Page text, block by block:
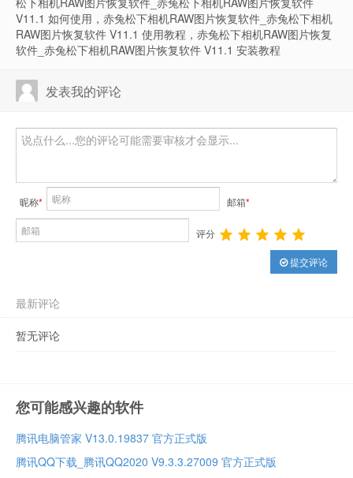
V11.1 如何使用，赤兔松下相机RAW图片恢复软件_赤兔松下相机
RAW图片恢复软件 V11.1 使用教程，赤兔松下相机RAW图片恢复
软件_赤兔松下相机RAW图片恢复软件 V11.1 安装教程
发表我的评论
昵称* 邮箱*
评分
提交评论
最新评论
暂无评论
您可能感兴趣的软件
腾讯电脑管家 V13.0.19837 官方正式版
腾讯QQ下载_腾讯QQ2020 V9.3.3.27009 官方正式版